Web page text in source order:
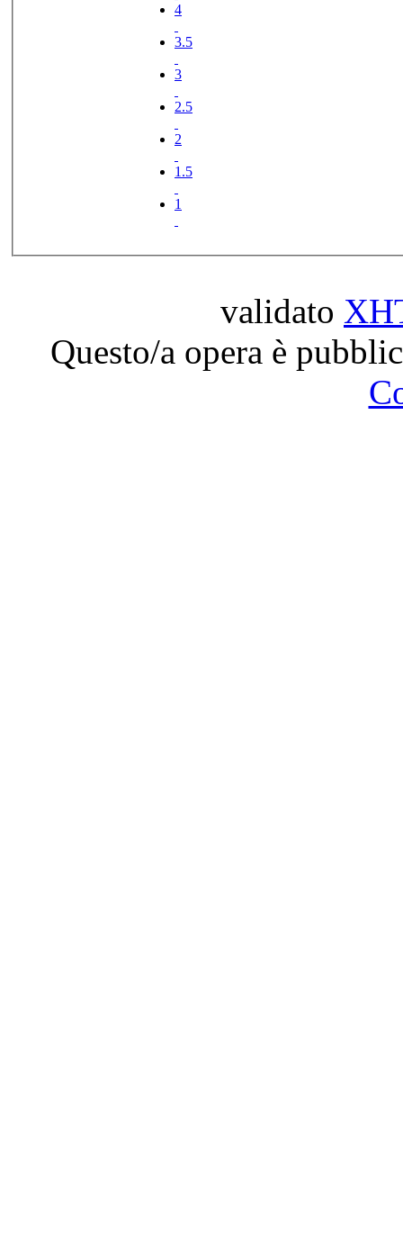
4
3.5
3
2.5
2
1.5
1
validato
Questo/a opera è